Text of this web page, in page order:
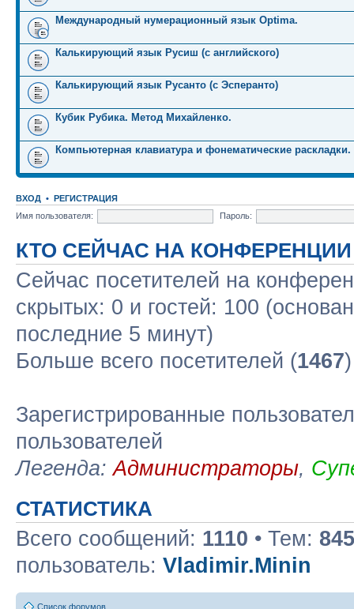
Международный нумерационный язык Optima.
Калькирующий язык Русиш (с английского)
Калькирующий язык Русанто (с Эсперанто)
Кубик Рубика. Метод Михайленко.
Компьютерная клавиатура и фонематические раскладки.
ВХОД • РЕГИСТРАЦИЯ
Имя пользователя:
Пароль:
КТО СЕЙЧАС НА КОНФЕРЕНЦИИ
Сейчас посетителей на
скрытых: 0 и гостей: 100
последние 5 минут)
Больше всего посетителей (1467
Зарегистрированные
пользователей
Легенда:Администраторы,
СТАТИСТИКА
Всего сообщений: 1110 • Тем: 845
пользователь: Vladimir.Minin
Список форумов